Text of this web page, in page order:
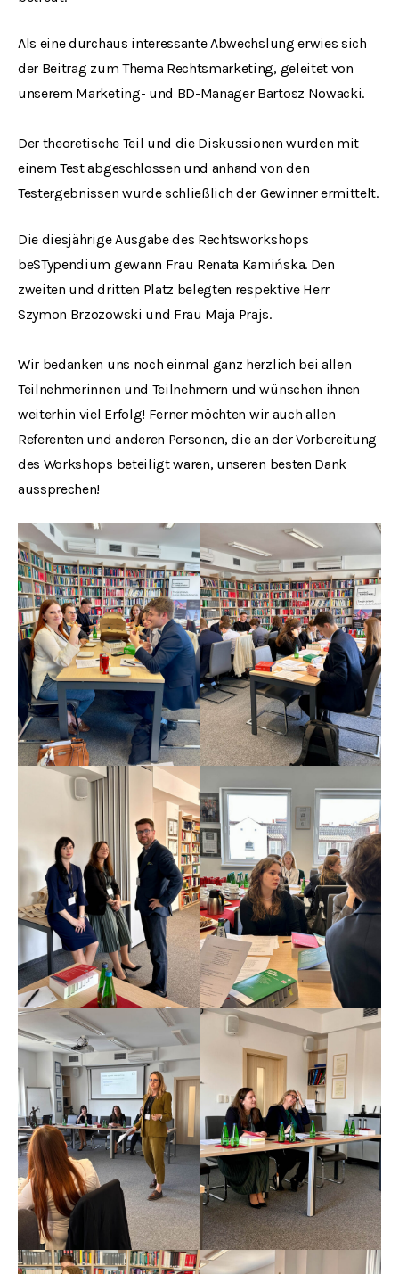
Als eine durchaus interessante Abwechslung erwies sich
der Beitrag zum Thema Rechtsmarketing, geleitet von
unserem Marketing- und BD-Manager Bartosz Nowacki.
Der theoretische Teil und die Diskussionen wurden mit
einem Test abgeschlossen und anhand von den
Testergebnissen wurde schließlich der Gewinner ermittelt.
Die diesjährige Ausgabe des Rechtsworkshops
beSTypendium gewann Frau Renata Kamińska. Den
zweiten und dritten Platz belegten respektive Herr
Szymon Brzozowski und Frau Maja Prajs.
Wir bedanken uns noch einmal ganz herzlich bei allen
Teilnehmerinnen und Teilnehmern und wünschen ihnen
weiterhin viel Erfolg! Ferner möchten wir auch allen
Referenten und anderen Personen, die an der Vorbereitung
des Workshops beteiligt waren, unseren besten Dank
aussprechen!